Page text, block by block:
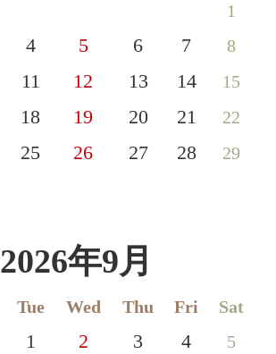
1
4 5 6 7 8
11 12 13 14 15
18 19 20 21 22
25 26 27 28 29
2026年9月
Tue Wed Thu Fri Sat
1 2 3 4 5